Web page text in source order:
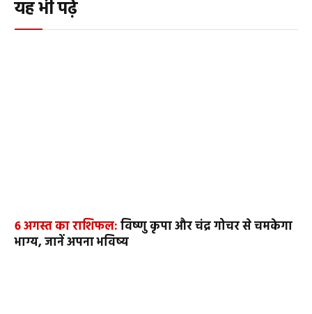
यह भी पढ़ें
6 अगस्त का राशिफल:विष्णु कृपा और चंद्र गोचर से चमकेगा
भाग्य, जानें अपना भविष्य